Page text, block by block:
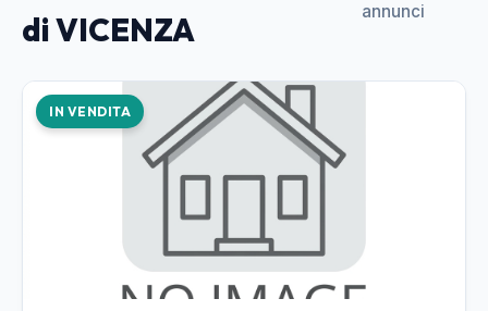
di VICENZA
annunci
IN VENDITA